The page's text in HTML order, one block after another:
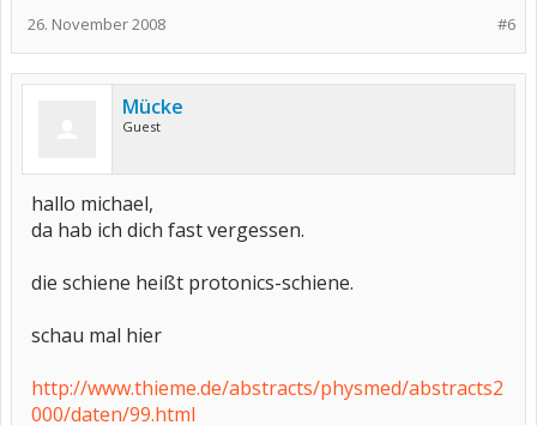
#6
26. November 2008
Mücke
Guest
hallo michael,
da hab ich dich fast vergessen.
die schiene heißt protonics-schiene.
schau mal hier
http://www.thieme.de/abstracts/physmed/abstracts2
000/daten/99.html